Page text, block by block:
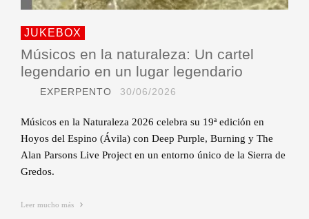
JUKEBOX
Músicos en la naturaleza: Un cartel
legendario en un lugar legendario
EXPERPENTO 30/06/2026
Músicos en la Naturaleza 2026 celebra su 19ª edición en
Hoyos del Espino (Ávila) con Deep Purple, Burning y The
Alan Parsons Live Project en un entorno único de la Sierra de
Gredos.
Leer mucho más